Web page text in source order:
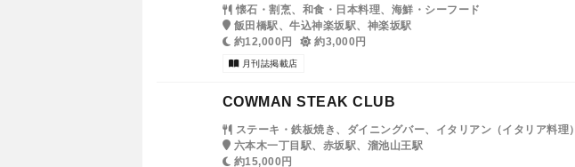
懐石・割烹、和食・日本料理、海鮮・シーフード
飯田橋駅、牛込神楽坂駅、神楽坂駅
約12,000円
約3,000円
月刊誌掲載店
COWMAN STEAK CLUB
ステーキ・鉄板焼き、ダイニングバー、イタリアン（イタリア料理）
六本木一丁目駅、赤坂駅、溜池山王駅
約15,000円